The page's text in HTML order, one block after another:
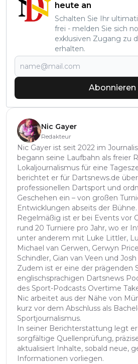
heute an
Schalten Sie Ihr
frei - melden Sie sich
exklusiven Zugang zu
erhalten.
Abonnieren
Nic Gayer
Redakteur
Nic Gayer ist seit 2022 im
begann seine Laufbahn als freier
Lokaljournalismus für eine
berichtet er für Dartsnews.de
professionellen Dartsport und
Geschehen ein – von großen
Entwicklungen abseits der Bühne.
Regelmäßig ist er bei Events vor
rund 20 Turniere pro Jahr, wo er
unter anderem mit Luke Littler,
Michael van Gerwen, Gerwyn
Schindler, Gian van Veen und Josh
Zudem ist er eine der prägenden
englischsprachigen Dartsnews
des Sport-Podcasts Overtime
Nic arbeitet aus der Nähe von
kurz vor dem Abschluss als
Sportjournalismus.
In seiner Berichterstattung legt
sorgfältige Quellenprüfung,
aktualisiert Inhalte, sobald neue,
Informationen vorliegen.